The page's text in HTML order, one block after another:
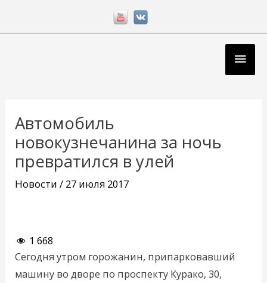
Автомобиль
новокузнечанина за ночь
превратился в улей
Новости / 27 июля 2017
1 668
Сегодня утром горожанин, припарковавший
машину во дворе по проспекту Курако, 30,
записям